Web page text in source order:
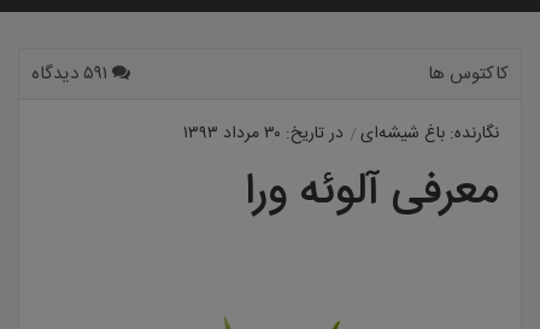
کاکتوس ها
نگارنده: باغ شیشه‌ای در تاریخ: ۳۰ مرداد ۱۳۹۳
معرفی آلوئه ورا